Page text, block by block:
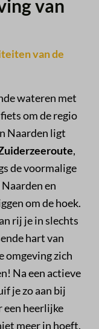
van
van de
wateren met
om de regio
Naarden ligt
,
de voormalige
en
om de hoek.
rij je in slechts
hart van
omgeving zich
Na een actieve
je zo aan bij
heerlijke
meer in hoeft.